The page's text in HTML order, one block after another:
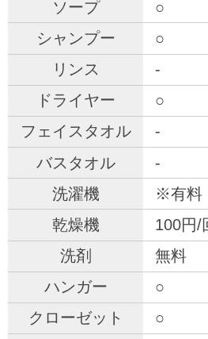
○
○
-
○
-
-
※有料
100円/
無料
○
○